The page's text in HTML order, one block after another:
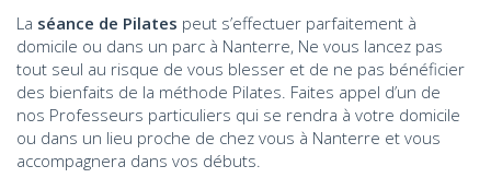
La séance de Pilates peut s’effectuer parfaitement à
domicile ou dans un parc à Nanterre, Ne vous lancez pas
tout seul au risque de vous blesser et de ne pas bénéficier
des bienfaits de la méthode Pilates. Faites appel d’un de
nos Professeurs particuliers qui se rendra à votre domicile
ou dans un lieu proche de chez vous à Nanterre et vous
accompagnera dans vos débuts.